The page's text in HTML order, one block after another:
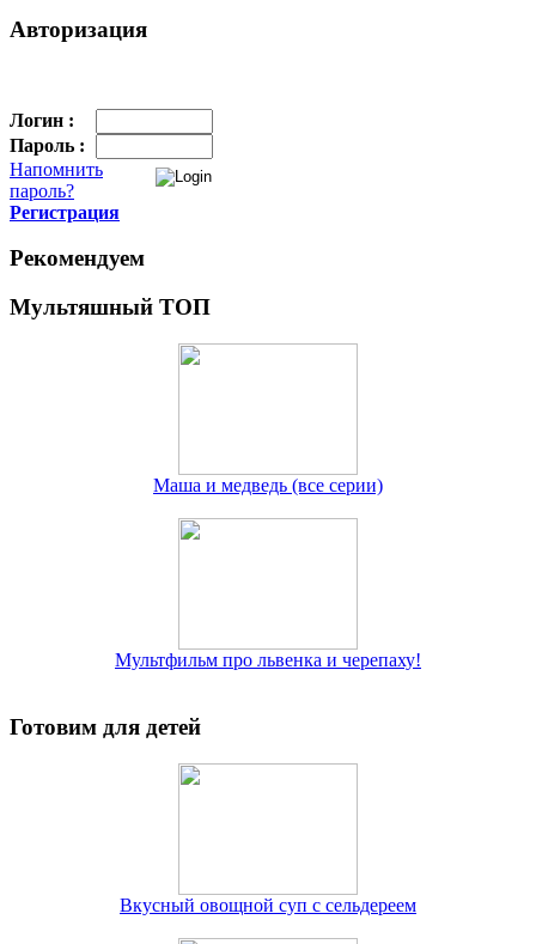
Авторизация
Логин :
Пароль :
Напомнить
пароль?
Регистрация
Рекомендуем
Мультяшный ТОП
Маша и медведь (все серии)
Мультфильм про львенка и черепаху!
Готовим для детей
Вкусный овощной суп с сельдереем